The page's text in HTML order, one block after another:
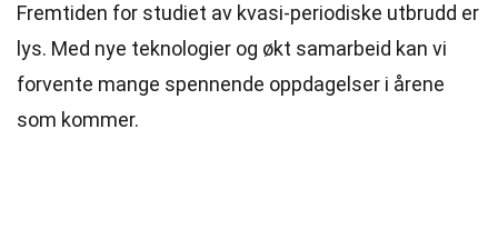
Fremtiden for studiet av kvasi-periodiske utbrudd er
lys. Med nye teknologier og økt samarbeid kan vi
forvente mange spennende oppdagelser i årene
som kommer.